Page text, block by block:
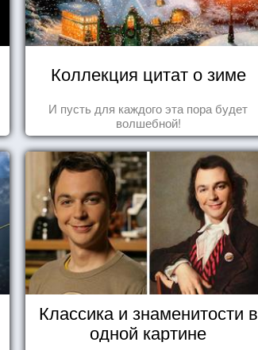
Коллекция цитат о зиме
И пусть для каждого эта пора будет
волшебной!
Классика и знаменитости в
одной картине